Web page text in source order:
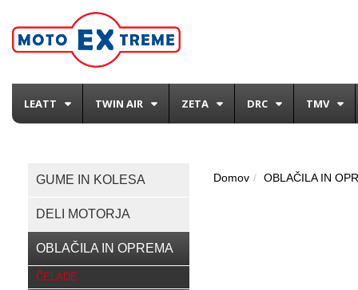
LEATT TWIN AIR ZETA DRC TMV
GUME IN KOLESA
DELI MOTORJA
OBLAČILA IN OPREMA
ČELADE
Domov OBLAČILA IN